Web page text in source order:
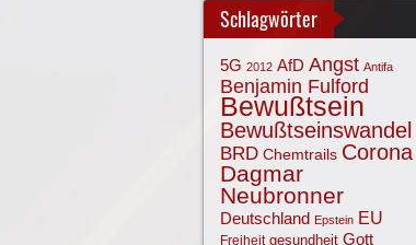
Schlagwörter
5G 2012 AfD Angst Antifa
Benjamin Fulford
Bewußtsein
Bewußtseinswandel
BRD Chemtrails Corona
Dagmar
Neubronner
Deutschland Epstein EU
Freiheit gesundheit Gott